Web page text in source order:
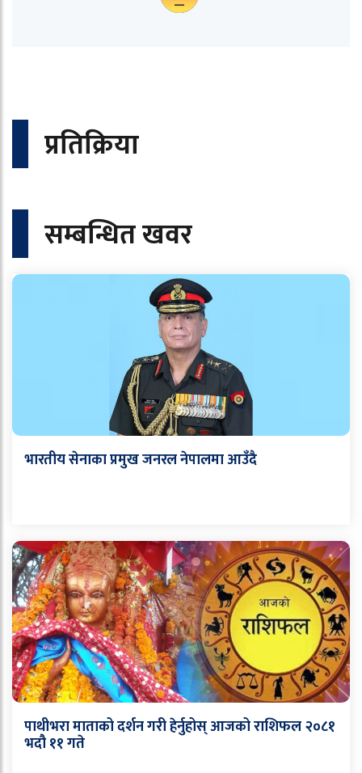
प्रतिक्रिया
सम्बन्धित खवर
भारतीय सेनाका प्रमुख जनरल नेपालमा आउँदै
पाथीभरा माताको दर्शन गरी हेर्नुहोस् आजको राशिफल २०८१
भदौ ११ गते